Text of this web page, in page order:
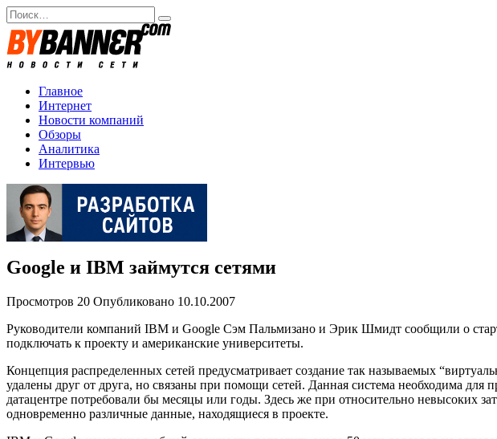
Перейти
к
содержанию
Search
for:
Главное
Интернет
Новости компаний
Обзоры
Аналитика
Интервью
Google и IBM займутся сетями
Просмотров 20 Опубликовано 10.10.2007
Руководители компаний IBM и Google Сэм Пальмизано и Эрик Шмидт сообщили о
подключать к проекту и американские университеты.
Концепция распределенных сетей предусматривает создание так называемых
удалены друг от друга, но связаны при помощи сетей. Данная система необходима
датацентре потребовали бы месяцы или годы. Здесь же при относительно невысоких
одновременно различные данные, находящиеся в проекте.